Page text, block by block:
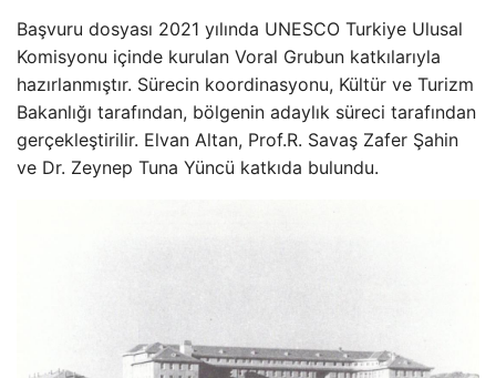
Başvuru dosyası 2021 yılında UNESCO Turkiye Ulusal
Komisyonu içinde kurulan Voral Grubun katkılarıyla
hazırlanmıştır. Sürecin koordinasyonu, Kültür ve Turizm
Bakanlığı tarafından, bölgenin adaylık süreci tarafından
gerçekleştirilir. Elvan Altan, Prof.R. Savaş Zafer Şahin
ve Dr. Zeynep Tuna Yüncü katkıda bulundu.